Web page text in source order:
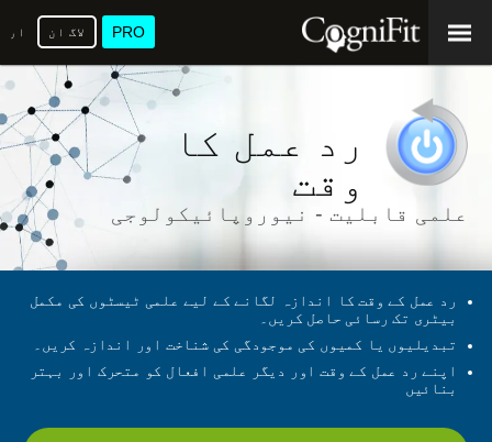
PRO لاگ ان
رد عمل کا
وقت
علمی قابلیت - نیوروپائیکولوجی
رد عمل کے وقت کا اندازہ لگانے کے لیے علمی ٹیسٹوں کی مکمل
بیٹری تک رسائی حاصل کریں۔
تبدیلیوں یا کمیوں کی موجودگی کی شناخت اور اندازہ کریں۔
اپنے رد عمل کے وقت اور دیگر علمی افعال کو متحرک اور بہتر
بنائیں